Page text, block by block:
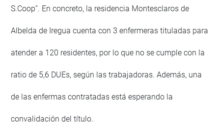
S.Coop”. En concreto, la residencia Montesclaros de
Albelda de Iregua cuenta con 3 enfermeras tituladas para
atender a 120 residentes, por lo que no se cumple con la
ratio de 5,6 DUEs, según las trabajadoras. Además, una
de las enfermas contratadas está esperando la
convalidación del título.